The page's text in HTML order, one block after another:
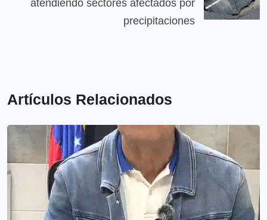
atendiendo sectores afectados por
precipitaciones
Artículos Relacionados